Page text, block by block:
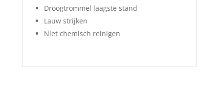
Droogtrommel laagste stand
Lauw strijken
Niet chemisch reinigen